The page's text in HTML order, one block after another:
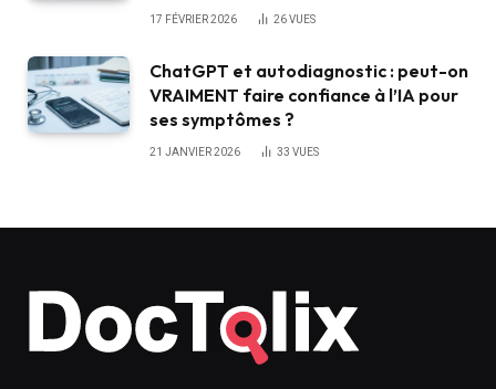
17 FÉVRIER 2026 26VUES
ChatGPT et autodiagnostic : peut-on
VRAIMENT faire confiance à l’IA pour
ses symptômes ?
21 JANVIER 2026 33 VUES